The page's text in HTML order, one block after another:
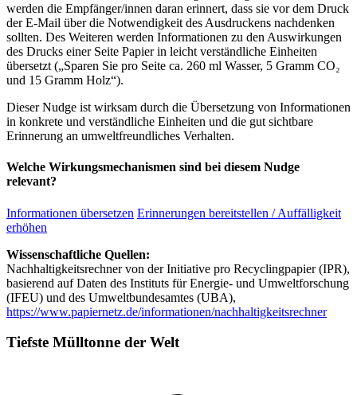
werden die Empfänger/innen daran erinnert, dass sie vor dem Druck
der E-Mail über die Notwendigkeit des Ausdruckens nachdenken
sollten. Des Weiteren werden Informationen zu den Auswirkungen
des Drucks einer Seite Papier in leicht verständliche Einheiten
übersetzt („Sparen Sie pro Seite ca. 260 ml Wasser, 5 Gramm CO₂
und 15 Gramm Holz“).
Dieser Nudge ist wirksam durch die Übersetzung von Informationen
in konkrete und verständliche Einheiten und die gut sichtbare
Erinnerung an umweltfreundliches Verhalten.
Welche Wirkungsmechanismen sind bei diesem Nudge
relevant?
Informationen übersetzen Erinnerungen bereitstellen / Auffälligkeit
erhöhen
Wissenschaftliche Quellen:
Nachhaltigkeitsrechner von der Initiative pro Recyclingpapier (IPR),
basierend auf Daten des Instituts für Energie- und Umweltforschung
(IFEU) und des Umweltbundesamtes (UBA),
https://www.papiernetz.de/informationen/nachhaltigkeitsrechner
Tiefste Mülltonne der Welt